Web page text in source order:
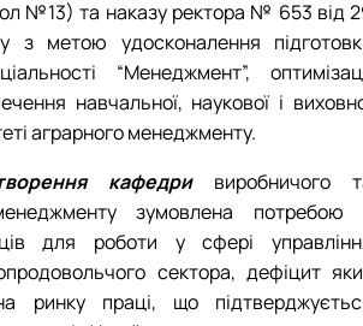
№13) та наказу ректора № 653 від
з метою удосконалення
“Менеджмент”,
навчальної, наукової і
аграрного менеджменту.
кафедривиробничого
менеджменту зумовлена потребою
для роботи у сфері
сектора, дефіцит
ринку праці, що